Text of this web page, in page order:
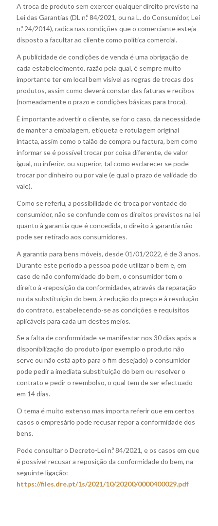
A troca de produto sem exercer qualquer direito previsto na
Lei das Garantias (DL n.º 84/2021, ou na L. do Consumidor, Lei
n.º 24/2014), radica nas condições que o comerciante esteja
disposto a facultar ao cliente como política comercial.
A publicidade de condições de venda é uma obrigação de
cada estabelecimento, razão pela qual, é sempre muito
importante ter em local bem visível as regras de trocas dos
produtos, assim como deverá constar das faturas e recibos
(nomeadamente o prazo e condições básicas para troca).
É importante advertir o cliente, se for o caso, da necessidade
de manter a embalagem, etiqueta e rotulagem original
intacta, assim como o talão de compra ou factura, bem como
informar se é possível trocar por coisa diferente, de valor
igual, ou inferior, ou superior, tal como esclarecer se pode
trocar por dinheiro ou por vale (e qual o prazo de validade do
vale).
Como se referiu, a possibilidade de troca por vontade do
consumidor, não se confunde com os direitos previstos na lei
quanto à garantia que é concedida, o direito à garantia não
pode ser retirado aos consumidores.
A garantia para bens móveis, desde 01/01/2022, é de 3 anos.
Durante este período a pessoa pode utilizar o bem e, em
caso de não conformidade do bem, o consumidor tem o
direito à «reposição da conformidade», através da reparação
ou da substituição do bem, à redução do preço e à resolução
do contrato, estabelecendo-se as condições e requisitos
aplicáveis para cada um destes meios.
Se a falta de conformidade se manifestar nos 30 dias após a
disponibilização do produto (por exemplo o produto não
serve ou não está apto para o fim desejado) o consumidor
pode pedir a imediata substituição do bem ou resolver o
contrato e pedir o reembolso, o qual tem de ser efectuado
em 14 dias.
O tema é muito extenso mas importa referir que em certos
casos o empresário pode recusar repor a conformidade dos
bens.
Pode consultar o Decreto-Lei n.º 84/2021, e os casos em que
é possível recusar a reposição da conformidade do bem, na
seguinte ligação:
https://files.dre.pt/1s/2021/10/20200/0000400029.pdf